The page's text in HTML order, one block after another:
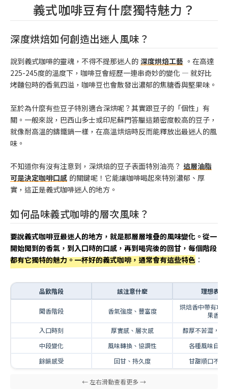
義式咖啡豆有什麼獨特魅力？
深度烘焙如何創造出迷人風味？
說到義式咖啡的靈魂，不得不提那迷人的 深度烘焙工藝 。在高達
225-245度的溫度下，咖啡豆會經歷一連串奇妙的變化 — 就好比
烤麵包時的香氣四溢，咖啡豆也會散發出濃郁的焦糖香與堅果味。
至於為什麼有些豆子特別適合深烘呢？其實跟豆子的「個性」有
關。一般來說，巴西山多士或印尼蘇門答臘這類密度較高的豆子，
就像耐高溫的鑄鐵鍋一樣，在高溫烘焙時反而能釋放出最迷人的風
味。
不知道你有沒有注意到，深烘焙的豆子表面特別油亮？ 這層油脂
可是決定咖啡口感 的關鍵呢！它能讓咖啡喝起來特別濃郁、厚
實，這正是義式咖啡迷人的地方。
如何品味義式咖啡的層次風味？
要說義式咖啡豆最迷人的地方，就是那層層堆疊的風味變化。從一
開始聞到的香氣，到入口時的口感，再到喝完後的回甘，每個階段
都有它獨特的魅力。一杯好的義式咖啡，通常會有這些特色 ：
品飲階段 該注意什麼 理想表現
聞香階段 香氣強度、豐富度
烘焙香中帶有巧
果香
入口時刻
厚實感、層次感
醇厚不苦澀，風
中段變化
風味轉換、協調性
各種風味自然
餘韻感受
回甘、持久度 甘甜順口不留